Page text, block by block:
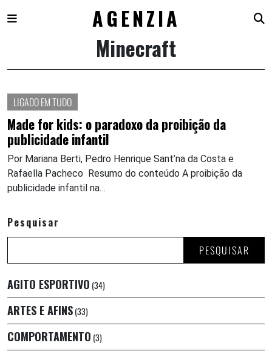
content
AGENZIA
Minecraft
LIGADO EM TUDO
Made for kids: o paradoxo da proibição da
publicidade infantil
Por Mariana Berti, Pedro Henrique Sant’na da Costa e
Rafaella Pacheco Resumo do conteúdo A proibição da
publicidade infantil na…
Pesquisar
PESQUISAR
AGITO ESPORTIVO (34)
ARTES E AFINS(33)
COMPORTAMENTO (3)